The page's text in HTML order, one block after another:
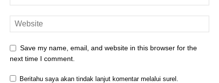
Save my name, email, and website in this browser for the
next time I comment.
Beritahu saya akan tindak lanjut komentar melalui surel.